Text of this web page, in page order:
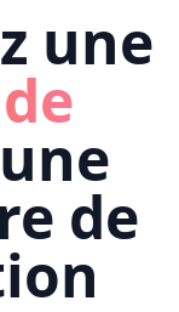
une
de